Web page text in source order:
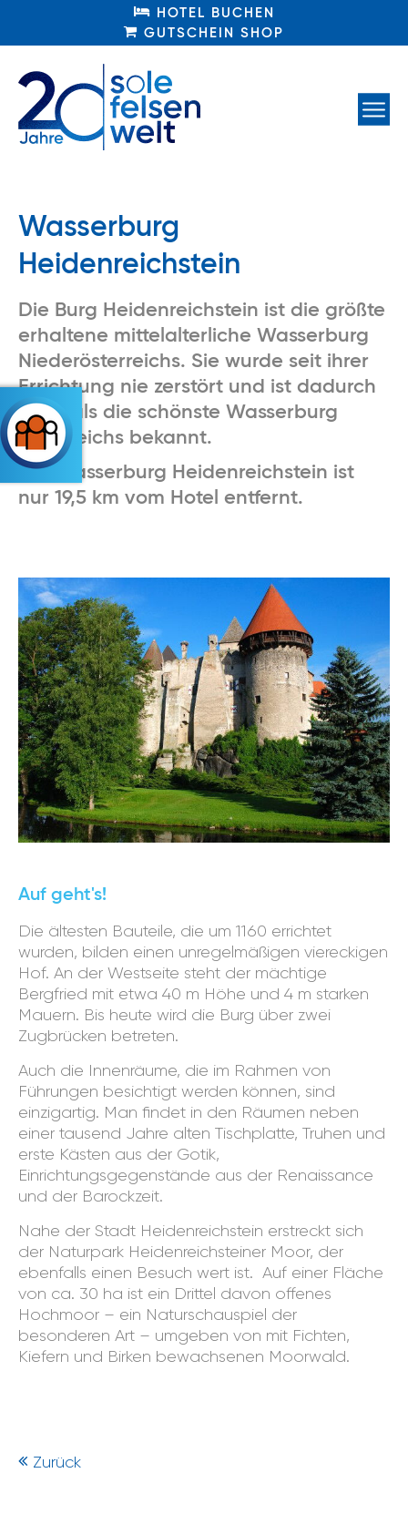
HOTEL BUCHEN
GUTSCHEIN SHOP
Wasserburg
Heidenreichstein
Die Burg Heidenreichstein ist die größte
erhaltene mittelalterliche Wasserburg
Niederösterreichs. Sie wurde seit ihrer
Errichtung nie zerstört und ist dadurch
auch als die schönste Wasserburg
Österreichs bekannt.
Die Wasserburg Heidenreichstein ist
nur 19,5 km vom Hotel entfernt.
Auf geht's!
Die ältesten Bauteile, die um 1160 errichtet
wurden, bilden einen unregelmäßigen viereckigen
Hof. An der Westseite steht der mächtige
Bergfried mit etwa 40 m Höhe und 4 m starken
Mauern. Bis heute wird die Burg über zwei
Zugbrücken betreten.
Auch die Innenräume, die im Rahmen von
Führungen besichtigt werden können, sind
einzigartig. Man findet in den Räumen neben
einer tausend Jahre alten Tischplatte, Truhen und
erste Kästen aus der Gotik,
Einrichtungsgegenstände aus der Renaissance
und der Barockzeit.
Nahe der Stadt Heidenreichstein erstreckt sich
der Naturpark Heidenreichsteiner Moor, der
ebenfalls einen Besuch wert ist. Auf einer Fläche
von ca. 30 ha ist ein Drittel davon offenes
Hochmoor – ein Naturschauspiel der
besonderen Art – umgeben von mit Fichten,
Kiefern und Birken bewachsenen Moorwald.
Zurück
HOTEL BUCHEN
GUTSCHEIN SHOP